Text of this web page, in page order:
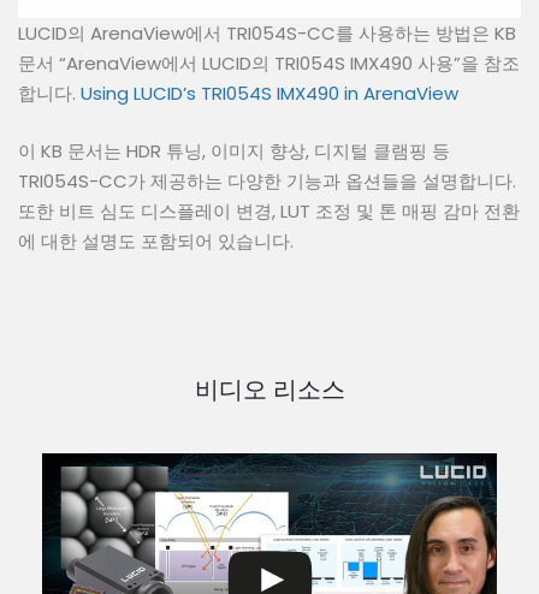
LUCID의 ArenaView에서 TRI054S-CC를 사용하는 방법은 KB
문서 “ArenaView에서 LUCID의 TRI054S IMX490 사용”을 참조
합니다. Using LUCID’s TRI054S IMX490 in ArenaView
이 KB 문서는 HDR 튜닝, 이미지 향상, 디지털 클램핑 등
TRI054S-CC가 제공하는 다양한 기능과 옵션들을 설명합니다.
또한 비트 심도 디스플레이 변경, LUT 조정 및 톤 매핑 감마 전환
에 대한 설명도 포함되어 있습니다.
비디오 리소스